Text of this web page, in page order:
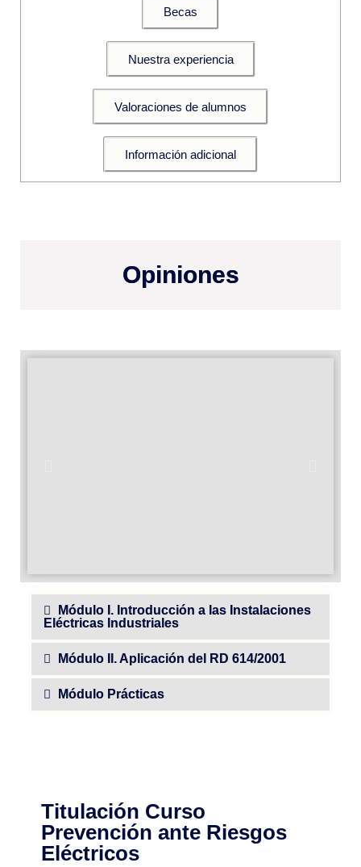
Becas
Nuestra experiencia
Valoraciones de alumnos
Información adicional
Opiniones
Módulo I. Introducción a las Instalaciones
Eléctricas Industriales
Módulo II. Aplicación del RD 614/2001
Módulo Prácticas
Titulación Curso
Prevención ante Riesgos
Eléctricos